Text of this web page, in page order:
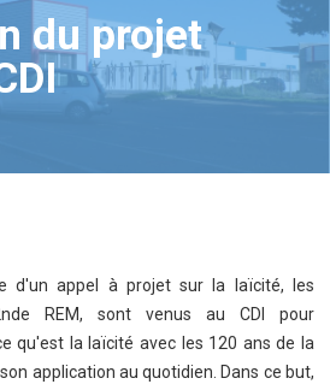
du projet
d'un appel à projet sur la laïcité, les
REM, sont venus au CDI pour
qu'est la laïcité avec les 120 ans de la
application au quotidien. Dans ce but,